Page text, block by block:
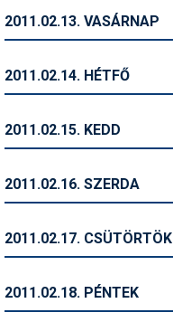
Sífelszerelés
Símánia
Síszerviz
2011.02.13. VASÁRNAP
2011.02.14. HÉTFŐ
2011.02.15. KEDD
2011.02.16. SZERDA
2011.02.17. CSÜTÖRTÖK
2011.02.18. PÉNTEK